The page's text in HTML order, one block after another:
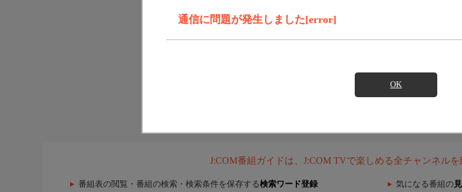
通信に問題が発生しました[error]
OK
J:COM番組ガイドは、J:COM TVで楽しめる全チャンネルを
番組表の閲覧・番組の検索・検索条件を保存する検索ワード登録 気になる番組の